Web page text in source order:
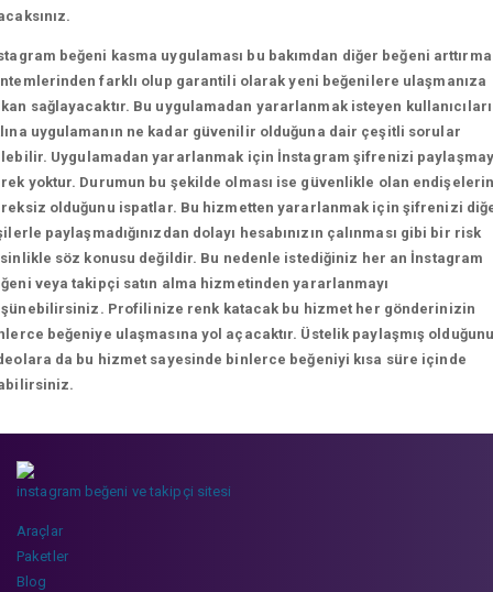
beğeni kasma uygulaması bu bakımdan diğer beğeni arttırma
farklı olup garantili olarak yeni beğenilere ulaşmanıza
sağlayacaktır. Bu uygulamadan yararlanmak isteyen
uygulamanın ne kadar güvenilir olduğuna dair çeşitli sorular
Uygulamadan yararlanmak için İnstagram şifrenizi
yoktur. Durumun bu şekilde olması ise güvenlikle olan
olduğunu ispatlar. Bu hizmetten yararlanmak için şifrenizi
paylaşmadığınızdan dolayı hesabınızın çalınması gibi bir risk
söz konusu değildir. Bu nedenle istediğiniz her an İnstagram
veya takipçi satın alma hizmetinden yararlanmayı
Profilinize renk katacak bu hizmet her gönderinizin
beğeniye ulaşmasına yol açacaktır. Üstelik paylaşmış
da bu hizmet sayesinde binlerce beğeniyi kısa süre içinde
instagram beğeni ve takipçi sitesi
Araçlar
Paketler
Blog